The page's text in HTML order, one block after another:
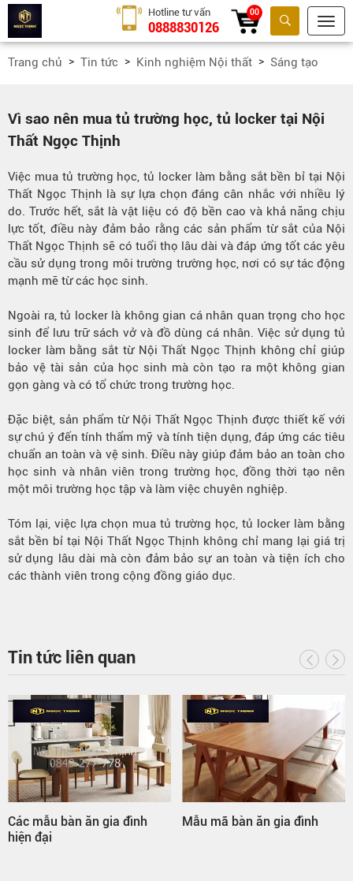
Tìm kiếm
Hotline tư vấn
0888830126
00
Trang chủ Tin tức Kinh nghiệm Nội thất Sáng tạo
Vì sao nên mua tủ trường học, tủ locker tại Nội
Thất Ngọc Thịnh
Việc mua tủ trường học, tủ locker làm bằng sắt bền bỉ tại Nội
Thất Ngọc Thịnh là sự lựa chọn đáng cân nhắc với nhiều lý
do. Trước hết, sắt là vật liệu có độ bền cao và khả năng chịu
lực tốt, điều này đảm bảo rằng các sản phẩm từ sắt của Nội
Thất Ngọc Thịnh sẽ có tuổi thọ lâu dài và đáp ứng tốt các yêu
cầu sử dụng trong môi trường trường học, nơi có sự tác động
mạnh mẽ từ các học sinh.
Ngoài ra, tủ locker là không gian cá nhân quan trọng cho học
sinh để lưu trữ sách vở và đồ dùng cá nhân. Việc sử dụng tủ
locker làm bằng sắt từ Nội Thất Ngọc Thịnh không chỉ giúp
bảo vệ tài sản của học sinh mà còn tạo ra một không gian
gọn gàng và có tổ chức trong trường học.
Đặc biệt, sản phẩm từ Nội Thất Ngọc Thịnh được thiết kế với
sự chú ý đến tính thẩm mỹ và tính tiện dụng, đáp ứng các tiêu
chuẩn an toàn và vệ sinh. Điều này giúp đảm bảo an toàn cho
học sinh và nhân viên trong trường học, đồng thời tạo nên
một môi trường học tập và làm việc chuyên nghiệp.
Tóm lại, việc lựa chọn mua tủ trường học, tủ locker làm bằng
sắt bền bỉ tại Nội Thất Ngọc Thịnh không chỉ mang lại giá trị
sử dụng lâu dài mà còn đảm bảo sự an toàn và tiện ích cho
các thành viên trong cộng đồng giáo dục.
Tin tức liên quan
Các mẫu bàn ăn gia đình
hiện đại
Mẫu mã bàn ăn gia đình